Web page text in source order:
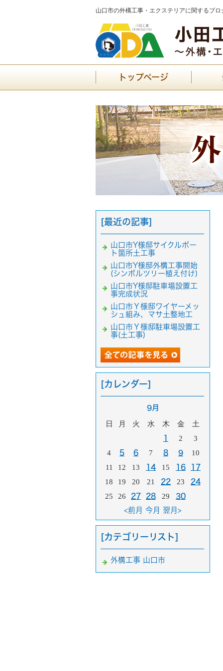
山口市の外構工事・エクステリアに関するブ
トップページ
[最近の記事]
山口市Y様邸サイクルポー
ト箇所土工事
山口市Y様邸外構工事開始
(シンボルツリー植え付け)
山口市Y様邸駐車場設置工
事完成状況
山口市Ｙ様邸ワイヤーメッ
シュ組み、マサ土整地工
山口市Ｙ様邸駐車場設置工
事(土工事)
[カレンダー]
9月
日 月 火 水 木 金 土
1 2
3
4
5 6 7 8 9
10
11
12 13 14 15 16 17
18 19 20 21 22 23 24
25 26 27 28 29
30
<前月 今月 翌月>
[カテゴリーリスト]
外構工事 山口市